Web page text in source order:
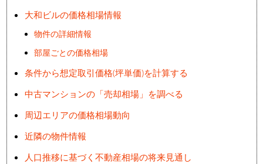
大和ビルの価格相場情報
物件の詳細情報
部屋ごとの価格相場
条件から想定取引価格(坪単価)を計算する
中古マンションの「売却相場」を調べる
周辺エリアの価格相場動向
近隣の物件情報
人口推移に基づく不動産相場の将来見通し